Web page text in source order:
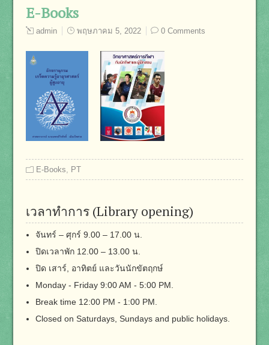
E-Books
admin พฤษภาคม 5, 2022 0 Comments
E-Books, PT
เวลาทำการ (Library opening)
จันทร์ – ศุกร์ 9.00 – 17.00 น.
ปิดเวลาพัก 12.00 – 13.00 น.
ปิด เสาร์, อาทิตย์ และวันนักขัตฤกษ์
Monday - Friday 9:00 AM - 5:00 PM.
Break time 12:00 PM - 1:00 PM.
Closed on Saturdays, Sundays and public holidays.